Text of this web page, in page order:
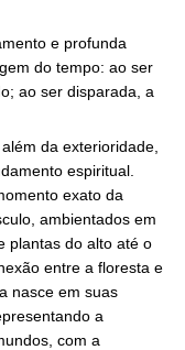
e profunda
do tempo: ao ser
ao ser disparada, a
da exterioridade,
espiritual.
exato da
ambientados em
plantas do alto até o
entre a floresta e
nasce em suas
a
com a